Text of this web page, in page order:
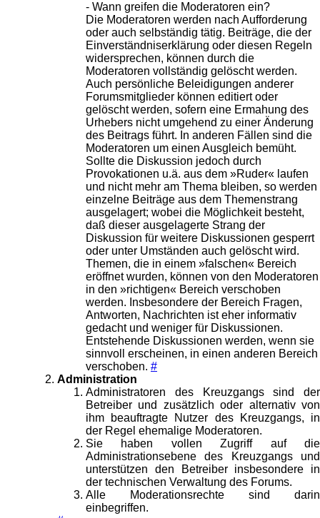
- Wann greifen die Moderatoren ein?
Die Moderatoren werden nach Aufforderung
oder auch selbständig tätig. Beiträge, die der
Einverständniserklärung oder diesen Regeln
widersprechen, können durch die
Moderatoren vollständig gelöscht werden.
Auch persönliche Beleidigungen anderer
Forumsmitglieder können editiert oder
gelöscht werden, sofern eine Ermahung des
Urhebers nicht umgehend zu einer Änderung
des Beitrags führt. In anderen Fällen sind die
Moderatoren um einen Ausgleich bemüht.
Sollte die Diskussion jedoch durch
Provokationen u.ä. aus dem »Ruder« laufen
und nicht mehr am Thema bleiben, so werden
einzelne Beiträge aus dem Themenstrang
ausgelagert; wobei die Möglichkeit besteht,
daß dieser ausgelagerte Strang der
Diskussion für weitere Diskussionen gesperrt
oder unter Umständen auch gelöscht wird.
Themen, die in einem »falschen« Bereich
eröffnet wurden, können von den Moderatoren
in den »richtigen« Bereich verschoben
werden. Insbesondere der Bereich Fragen,
Antworten, Nachrichten ist eher informativ
gedacht und weniger für Diskussionen.
Entstehende Diskussionen werden, wenn sie
sinnvoll erscheinen, in einen anderen Bereich
verschoben. #
Administration
Administratoren des Kreuzgangs sind der
Betreiber und zusätzlich oder alternativ von
ihm beauftragte Nutzer des Kreuzgangs, in
der Regel ehemalige Moderatoren.
Sie haben vollen Zugriff auf die
Administrationsebene des Kreuzgangs und
unterstützen den Betreiber insbesondere in
der technischen Verwaltung des Forums.
Alle Moderationsrechte sind darin
einbegriffen.